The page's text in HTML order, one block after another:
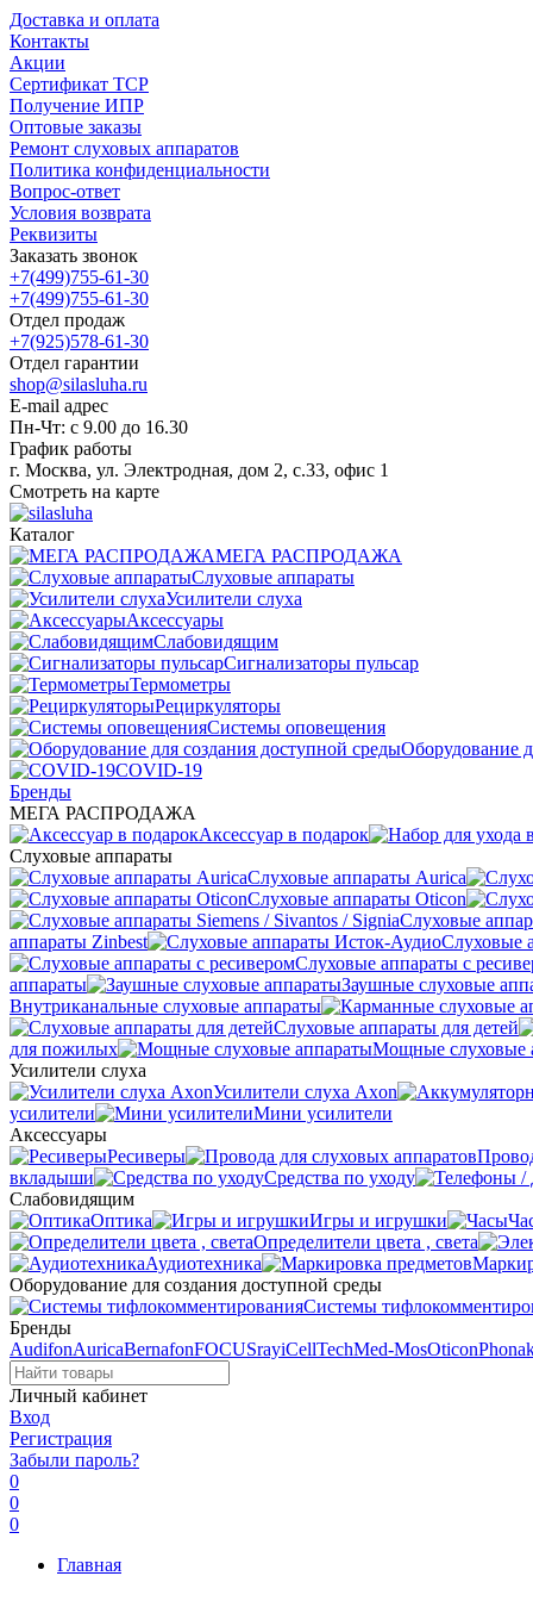
Доставка и оплата
Контакты
Акции
Сертификат ТСР
Получение ИПР
Оптовые заказы
Ремонт слуховых аппаратов
Политика конфиденциальности
Вопрос-ответ
Условия возврата
Реквизиты
Заказать звонок
+7(499)755-61-30
+7(499)755-61-30
Отдел продаж
+7(925)578-61-30
Отдел гарантии
shop@silasluha.ru
E-mail адрес
Пн-Чт: с 9.00 до 16.30
График работы
г. Москва, ул. Электродная, дом 2, с.33, офис 1
Смотреть на карте
Каталог
МЕГА РАСПРОДАЖА
Слуховые аппараты
Усилители слуха
Аксессуары
Слабовидящим
Сигнализаторы пульсар
Термометры
Рециркуляторы
Cистемы оповещения
Оборудование
COVID-19
Бренды
МЕГА РАСПРОДАЖА
Аксессуар в подарок
Слуховые аппараты
Слуховые аппараты Aurica
Слуховые аппараты Oticon
Слуховые
аппараты Zinbest
Слуховые
Слуховые аппараты с
аппараты
Заушные слуховые
Внутриканальные слуховые аппараты
Слуховые аппараты для детей
для пожилых
Мощные слуховые
Усилители слуха
Усилители слуха Axon
усилители
Мини усилители
Аксессуары
Ресиверы
вкладыши
Средства по уходу
Слабовидящим
Оптика
Игры и игрушки
Определители цвета , света
Аудиотехника
Оборудование для создания доступной среды
Системы
Бренды
AudifonAuricaBernafonFOCUSrayiCellTechMed-MosOticon
Личный кабинет
Вход
Регистрация
Забыли пароль?
0
0
0
Главная